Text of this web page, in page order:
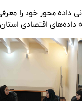
حکمرانی داده
اقتصادی استان